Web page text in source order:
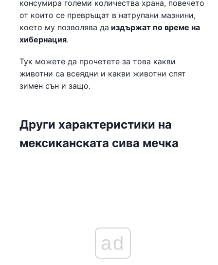
консумира големи количества храна, повечето
от които се превръщат в натрупани мазнини,
което му позволява да издържат по време на
хибернация.
Тук можете да прочетете за това какви
животни са всеядни и какви животни спят
зимен сън и защо.
Други характеристики на
мексиканската сива мечка
ad